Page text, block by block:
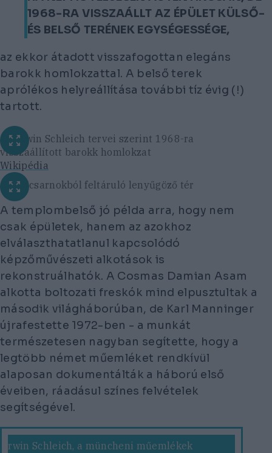
1968-RA VISSZAÁLLT AZ ÉPÜLET KÜLSŐ-
ÉS BELSŐ TERÉNEK EGYSÉGESSÉGE,
az ekkor átadott visszafogottan elegáns
barokk homlokzattal. A belső terek
aprólékos helyreállítása további tíz évig (!)
tartott.
Az Erwin Schleich tervei szerint 1968-ra
visszaállított barokk homlokzat
Wikipédia
Az előcsarnokból feltáruló lenyűgöző tér
A templombelső jó példa arra, hogy nem
csak épületek, hanem az azokhoz
elválaszthatatlanul kapcsolódó
képzőművészeti alkotások is
rekonstruálhatók. A Cosmas Damian Asam
alkotta boltozati freskók mind elpusztultak a
második világháborúban, de Karl Manninger
újrafestette 1972-ben - a munkát
természetesen nagyban segítette, hogy a
legtöbb német műemléket rendkívül
alaposan dokumentálták a háború első
éveiben, ráadásul színes felvételek
segítségével.
Erwin Schleich, a müncheni műemlékek